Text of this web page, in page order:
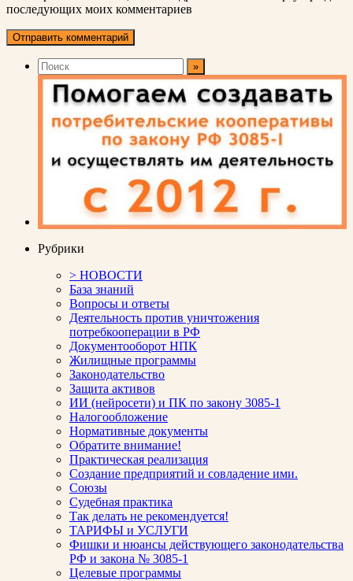
последующих моих комментариев
Рубрики
> НОВОСТИ
База знаний
Вопросы и ответы
Деятельность против уничтожения
потребкооперации в РФ
Документооборот НПК
Жилищные программы
Законодательство
Защита активов
ИИ (нейросети) и ПК по закону 3085-1
Налогообложение
Нормативные документы
Обратите внимание!
Практическая реализация
Создание предприятий и совладение ими.
Союзы
Судебная практика
Так делать не рекомендуется!
ТАРИФЫ и УСЛУГИ
Фишки и нюансы действующего законодательства
РФ и закона № 3085-1
Целевые программы